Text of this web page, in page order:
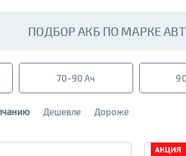
ПОДБОР АКБ ПО МАРКЕ
70-90 Ач
Дешевле Дороже